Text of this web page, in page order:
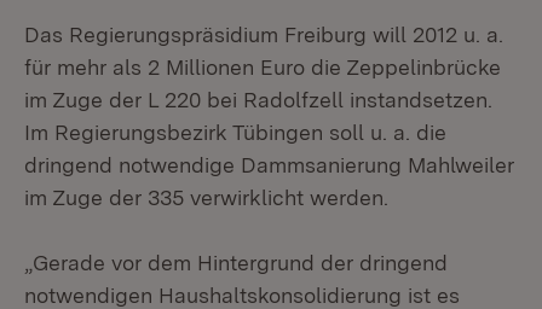
Das Regierungspräsidium Freiburg will 2012 u. a.
für mehr als 2 Millionen Euro die Zeppelinbrücke
im Zuge der L 220 bei Radolfzell instandsetzen.
Im Regierungsbezirk Tübingen soll u. a. die
dringend notwendige Dammsanierung Mahlweiler
im Zuge der 335 verwirklicht werden.
„Gerade vor dem Hintergrund der dringend
notwendigen Haushaltskonsolidierung ist es